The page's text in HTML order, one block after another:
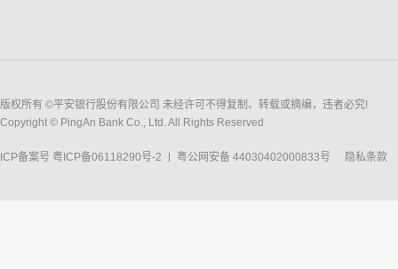
版权所有 ©平安银行股份有限公司 未经许可不得复制、转载或摘编，违者必究!
Copyright © PingAn Bank Co., Ltd. All Rights Reserved
ICP备案号 粤ICP备06118290号-2 粤公网安备 44030402000833号 隐私条款